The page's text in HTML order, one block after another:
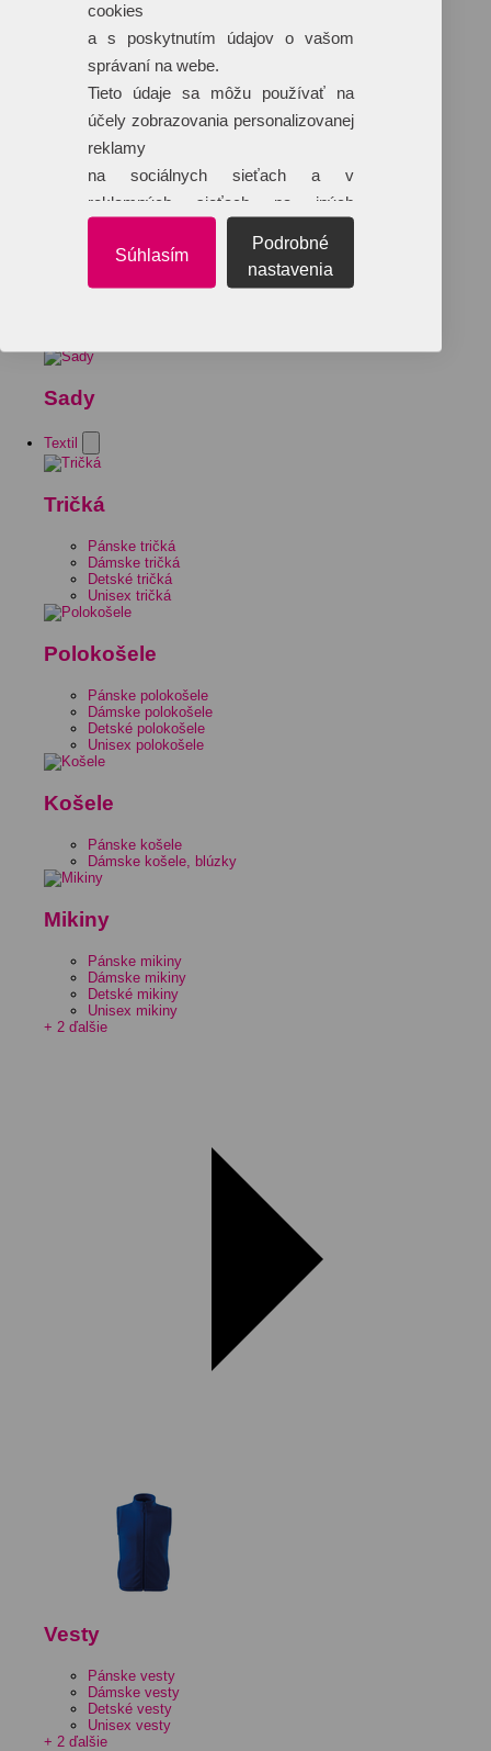
Sady
Textil
Tričká
Pánske tričká
Dámske tričká
Detské tričká
Unisex tričká
Polokošele
Pánske polokošele
Dámske polokošele
Detské polokošele
Unisex polokošele
Košele
Pánske košele
Dámske košele, blúzky
Mikiny
Pánske mikiny
Dámske mikiny
Detské mikiny
Unisex mikiny
+ 2 ďalšie
Vesty
Pánske vesty
Dámske vesty
Detské vesty
Unisex vesty
+ 2 ďalšie
cookies
a s poskytnutím údajov o vašom
správaní na webe.
Tieto údaje sa môžu používať na
účely zobrazovania personalizovanej
reklamy
na sociálnych sieťach a v
reklamných sieťach na iných
Súhlasím
Podrobné
nastavenia